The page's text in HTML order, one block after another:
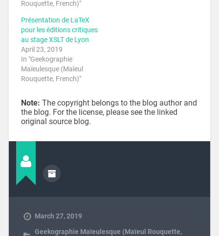
Rouquette, French)"
Présentation de LaTeX
pour les éditions critiques
au stage XSLT de Lyon
April 23, 2019
In "Geekographie
Maïeulesque (Maïeul
Rouquette, French)"
Note: The copyright belongs to the blog author and
the blog. For the license, please see the linked
original source blog.
March 27, 2019
Geekographie Maïeulesque (Maïeul Rouquette,